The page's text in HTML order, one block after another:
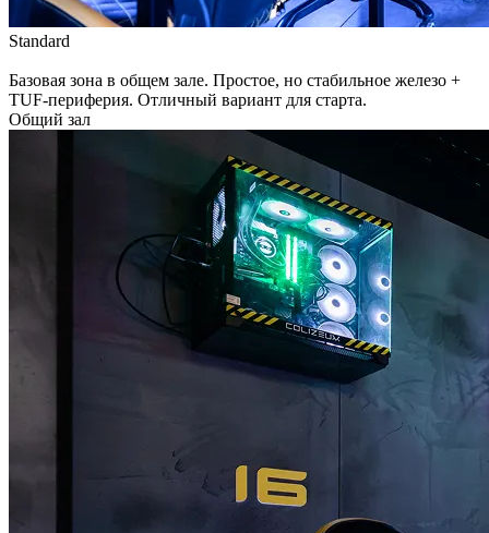
Standard
Базовая зона в общем зале. Простое, но стабильное железо +
TUF-периферия. Отличный вариант для старта.
Общий зал